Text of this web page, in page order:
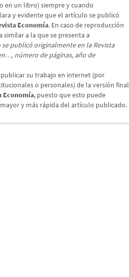
en un libro) siempre y cuando
y evidente que el artículo se publicó
Economía. En caso de reproducción
a la que se presenta a
se publicó originalmente en la Revista
número de páginas, año de
su trabajo en internet (por
o personales) de la versión final
Economía, puesto que esto puede
y más rápida del artículo publicado.